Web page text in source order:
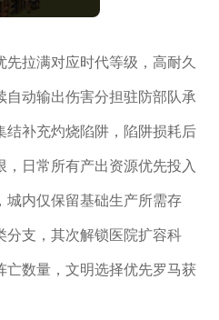
拉满对应时代等级，高耐久
动输出伤害分担驻防部队承
补充灼烧陷阱，陷阱损耗后
日常所有产出资源优先投入
城内仅保留基础生产所需存
分支，其次解锁医院扩容科
数量，文明选择优先罗马获